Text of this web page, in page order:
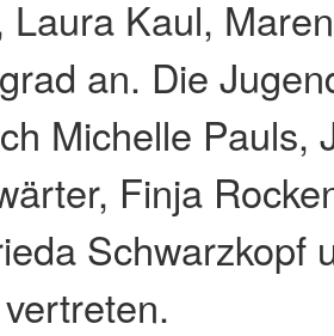
Laura Kaul,
an. Die
Michelle Pauls,
Finja
Schwarzkopf